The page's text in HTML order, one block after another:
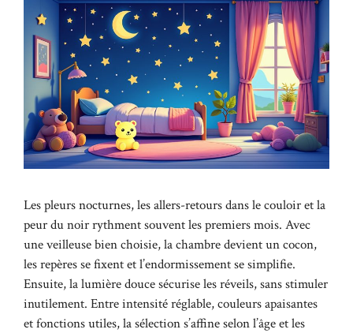
Les pleurs nocturnes, les allers-retours dans le couloir et la
peur du noir rythment souvent les premiers mois. Avec
une veilleuse bien choisie, la chambre devient un cocon,
les repères se fixent et l’endormissement se simplifie.
Ensuite, la lumière douce sécurise les réveils, sans stimuler
inutilement. Entre intensité réglable, couleurs apaisantes
et fonctions utiles, la sélection s’affine selon l’âge et les